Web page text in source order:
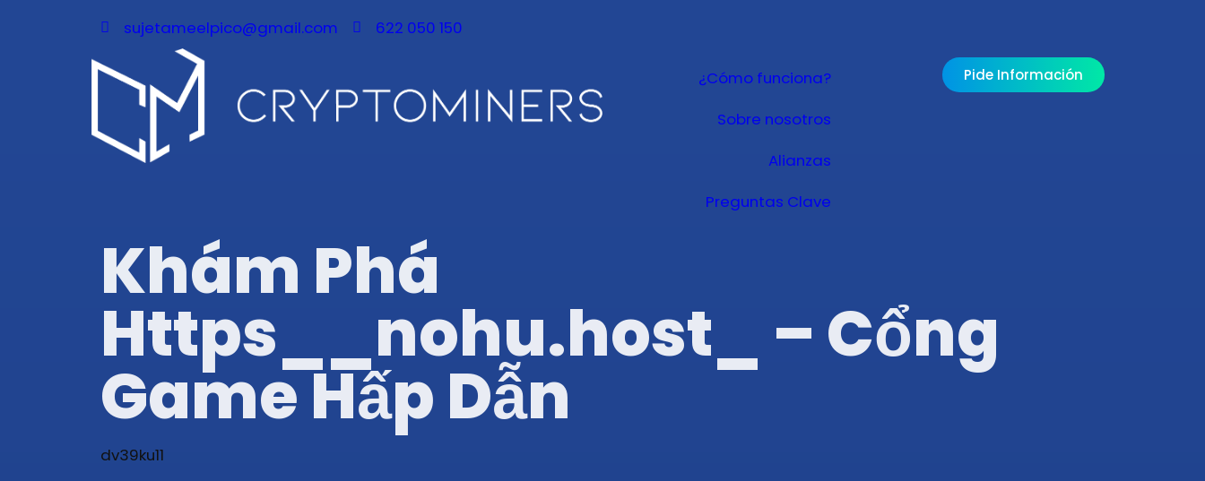
sujetameelpico@gmail.com 622 050 150
¿Cómo funciona?
Sobre nosotros
Alianzas
Preguntas Clave
Pide Información
Khám Phá
Https__nohu.host_ – Cổng
Game Hấp Dẫn
dv39ku11